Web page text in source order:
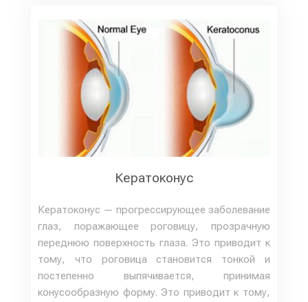
Кератоконус
Кератоконус — прогрессирующее заболевание
глаз, поражающее роговицу, прозрачную
переднюю поверхность глаза. Это приводит к
тому, что роговица становится тонкой и
постепенно выпячивается, принимая
конусообразную форму. Это приводит к тому,